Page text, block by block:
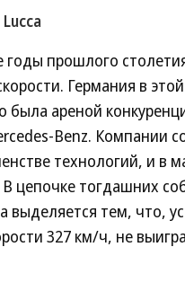
годы прошлого
Германия в
была ареной
Benz. Компании
технологий, и в
цепочке тогдашних
выделяется тем, что,
327 км/ч, не